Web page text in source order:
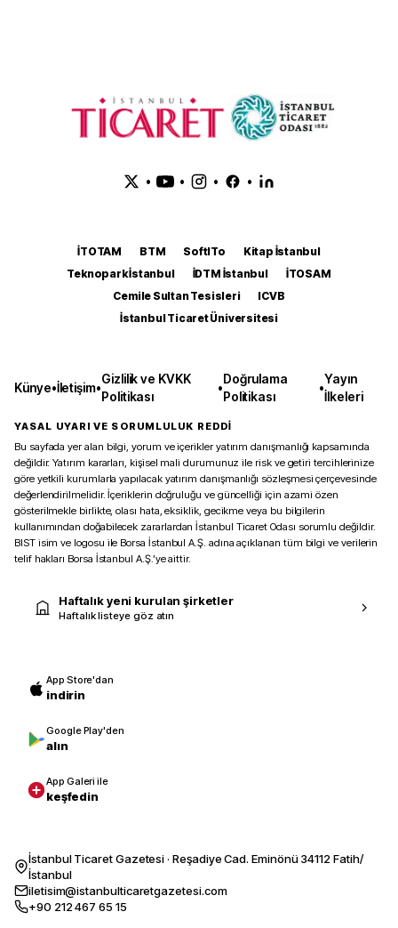
• • • •
İTOTAM BTM SoftITo
Kitap İstanbul
Teknopark İstanbul
İDTM İstanbul
İTOSAM
Cemile Sultan Tesisleri
ICVB
İstanbul Ticaret Üniversitesi
Künye•İletişim•
Gizlilik ve KVKK
Politikası
•
Doğrulama
Politikası
•
Yayın
İlkeleri
YASAL UYARI VE SORUMLULUK REDDİ
Bu sayfada yer alan bilgi, yorum ve içerikler yatırım danışmanlığı kapsamında
değildir. Yatırım kararları, kişisel mali durumunuz ile risk ve getiri tercihlerinize
göre yetkili kurumlarla yapılacak yatırım danışmanlığı sözleşmesi çerçevesinde
değerlendirilmelidir. İçeriklerin doğruluğu ve güncelliği için azami özen
gösterilmekle birlikte, olası hata, eksiklik, gecikme veya bu bilgilerin
kullanımından doğabilecek zararlardan İstanbul Ticaret Odası sorumlu değildir.
BIST isim ve logosu ile Borsa İstanbul A.Ş. adına açıklanan tüm bilgi ve verilerin
telif hakları Borsa İstanbul A.Ş.’ye aittir.
Haftalık yeni kurulan şirketler
Haftalık listeye göz atın
App Store'dan
indirin
Google Play'den
alın
App Galeri ile
keşfedin
İstanbul Ticaret Gazetesi · Reşadiye Cad. Eminönü 34112 Fatih/
İstanbul
iletisim@istanbulticaretgazetesi.com
+90 212 467 65 15